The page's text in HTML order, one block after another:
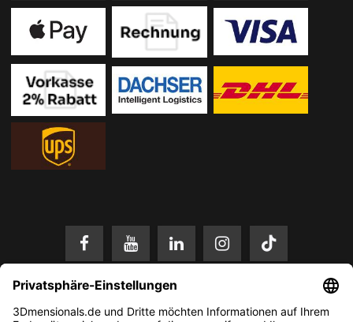
* Alle Preise in EUR inkl. gesetzl. Mehrwertsteuer zzgl. Versandkosten.
Änderungen und Irrtümer vorbehalten. Nur solange der Vorrat reicht.